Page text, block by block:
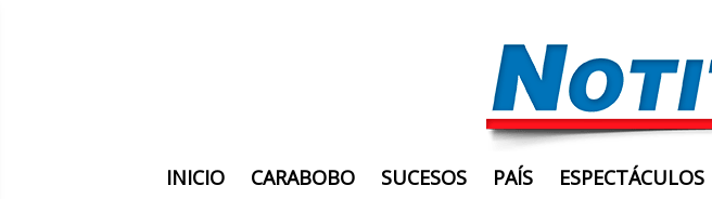
INICIO CARABOBO SUCESOS PAÍS ESPECTÁCULOS